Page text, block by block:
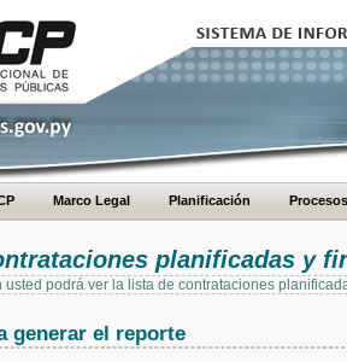
Marco Legal Planificación Procesos
planificadas y
usted podrá ver la lista de contrataciones
generar el reporte